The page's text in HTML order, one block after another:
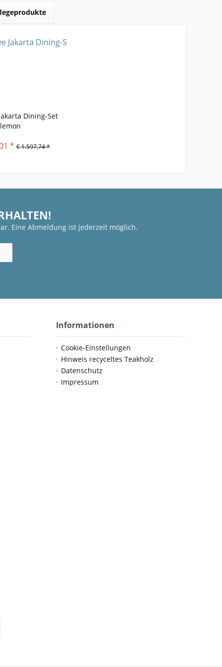
Dining-Set
lemon
* € 1.597,74 *
Eine Abmeldung ist jederzeit möglich.
Informationen
Cookie-Einstellungen
Hinweis recyceltes Teakholz
Datenschutz
Impressum